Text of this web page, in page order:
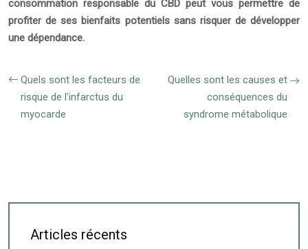
consommation responsable du CBD peut vous permettre de
profiter de ses bienfaits potentiels sans risquer de développer
une dépendance.
Quels sont les facteurs de
risque de l’infarctus du
myocarde
Quelles sont les causes et
conséquences du
syndrome métabolique
Articles récents